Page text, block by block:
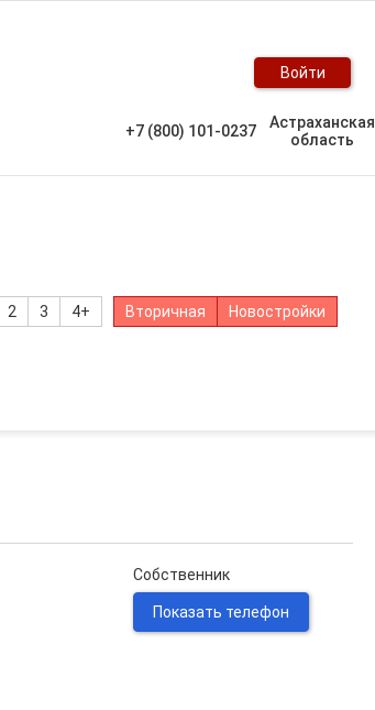
Войти
+7 (800) 101-0237
Астраханская
область
2 3 4+ Вторичная Новостройки
Собственник
Показать телефон